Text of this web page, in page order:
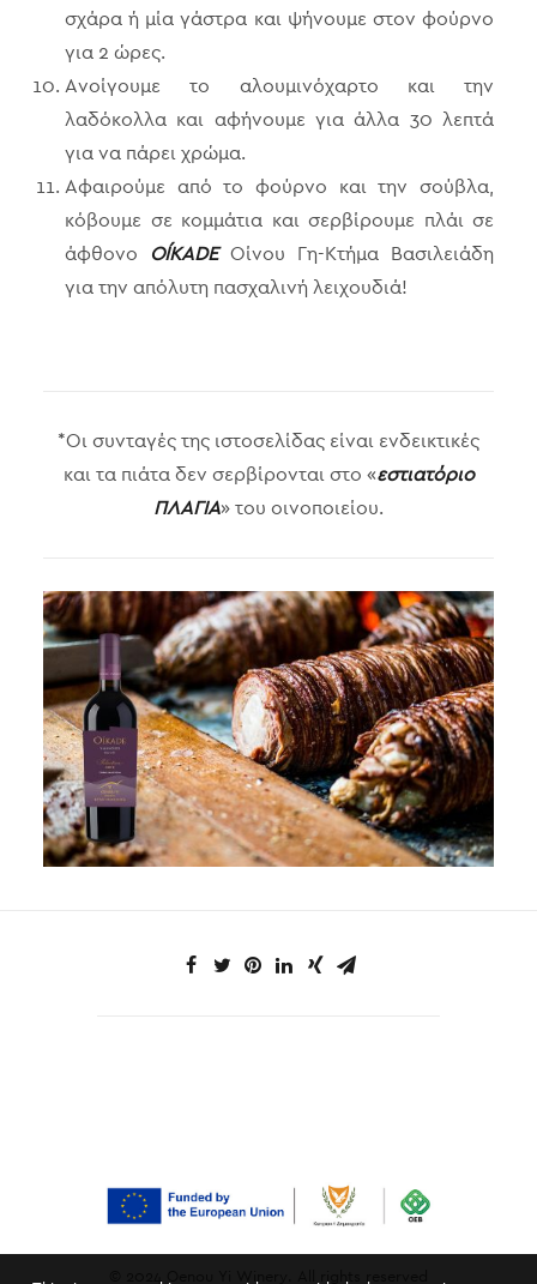
σχάρα ή μία γάστρα και ψήνουμε στον φούρνο
για 2 ώρες.
Ανοίγουμε το αλουμινόχαρτο και την
λαδόκολλα και αφήνουμε για άλλα 30 λεπτά
για να πάρει χρώμα.
Αφαιρούμε από το φούρνο και την σούβλα,
κόβουμε σε κομμάτια και σερβίρουμε πλάι σε
άφθονο OÍKADE Οίνου Γη-Κτήμα Βασιλειάδη
για την απόλυτη πασχαλινή λειχουδιά!
*Οι συνταγές της ιστοσελίδας είναι ενδεικτικές
και τα πιάτα δεν σερβίρονται στο «εστιατόριο
ΠΛΑΓΙΑ» του οινοποιείου.